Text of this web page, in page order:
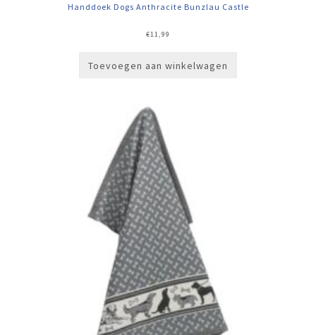
Handdoek Dogs Anthracite Bunzlau Castle
€11,99
Toevoegen aan winkelwagen